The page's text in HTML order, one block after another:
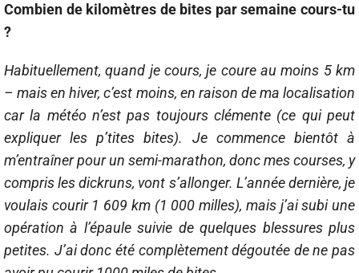
Combien de kilomètres de bites par semaine cours-tu
?
Habituellement, quand je cours, je coure au moins 5 km
– mais en hiver, c’est moins, en raison de ma localisation
car la météo n’est pas toujours clémente (ce qui peut
expliquer les p’tites bites). Je commence bientôt à
m’entraîner pour un semi-marathon, donc mes courses, y
compris les dickruns, vont s’allonger. L’année dernière, je
voulais courir 1 609 km (1 000 milles), mais j’ai subi une
opération à l’épaule suivie de quelques blessures plus
petites. J’ai donc été complètement dégoutée de ne pas